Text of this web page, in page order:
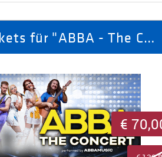
2 Tickets für "ABBA - The Concert" am 29.01.2027 in Zwickau
€